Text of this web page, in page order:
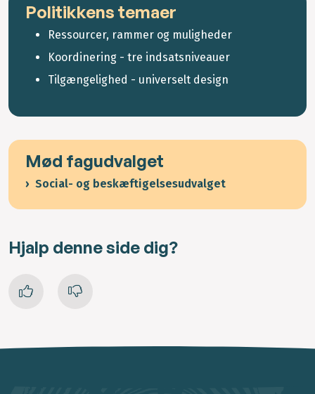
Politikkens temaer
Ressourcer, rammer og muligheder
Koordinering - tre indsatsniveauer
Tilgængelighed - universelt design
Mød fagudvalget
Social- og beskæftigelsesudvalget
Hjalp denne side dig?